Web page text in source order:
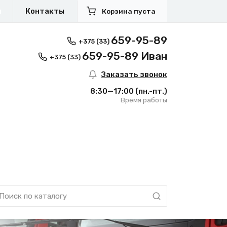
Контакты Корзина пуста
+375 (33) 659-95-89
+375 (33) 659-95-89 Иван
Заказать звонок
8:30—17:00 (пн.-пт.)
Время работы